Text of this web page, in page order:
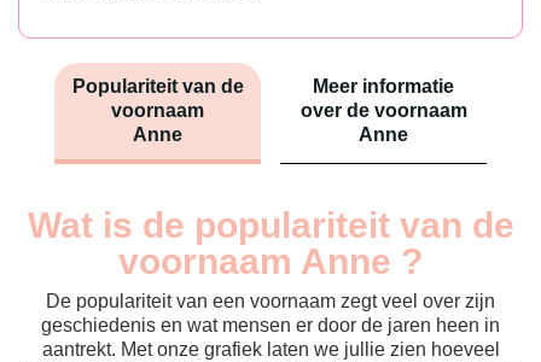
Populariteit van de
voornaam
Anne
Meer informatie
over de voornaam
Anne
Wat is de populariteit van de
voornaam Anne ?
De populariteit van een voornaam zegt veel over zijn
geschiedenis en wat mensen er door de jaren heen in
aantrekt. Met onze grafiek laten we jullie zien hoeveel
Année
Nouveaux-
nés
2010
23
2011
19
2012
21